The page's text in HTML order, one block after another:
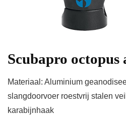
Scubapro octopus
Materiaal: Aluminium
slangdoorvoer roestvrij stalen
karabijnhaak